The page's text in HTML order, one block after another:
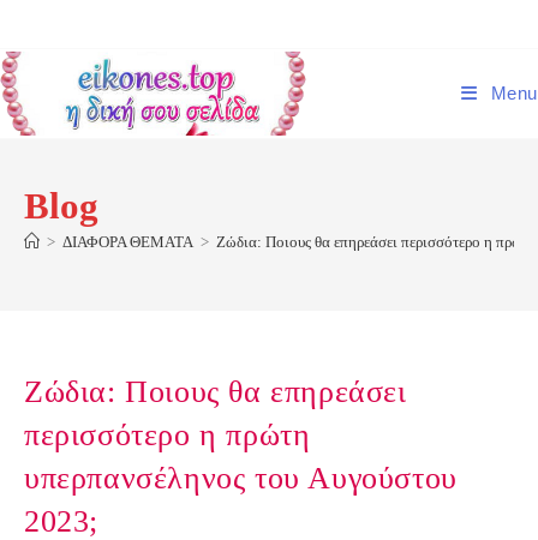
content
Menu
Blog
> ΔΙΑΦΟΡΑ ΘΕΜΑΤΑ > Ζώδια: Ποιους θα επηρεάσει περισσότερο η
Ζώδια: Ποιους θα επηρεάσει
περισσότερο η πρώτη
υπερπανσέληνος του Αυγούστου
2023;